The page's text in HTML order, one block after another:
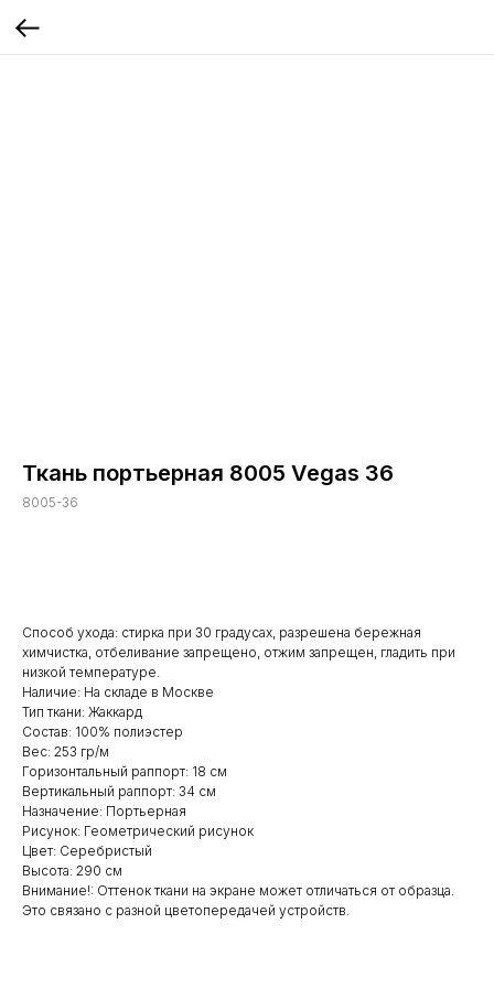
Ткань портьерная 8005 Vegas 36
8005-36
Способ ухода: стирка при 30 градусах, разрешена бережная
химчистка, отбеливание запрещено, отжим запрещен, гладить при
низкой температуре.
Наличие: На складе в Москве
Тип ткани: Жаккард
Состав: 100% полиэстер
Вес: 253 гр/м
Горизонтальный раппорт: 18 см
Вертикальный раппорт: 34 см
Назначение: Портьерная
Рисунок: Геометрический рисунок
Цвет: Серебристый
Высота: 290 см
Внимание!: Оттенок ткани на экране может отличаться от образца.
Это связано с разной цветопередачей устройств.